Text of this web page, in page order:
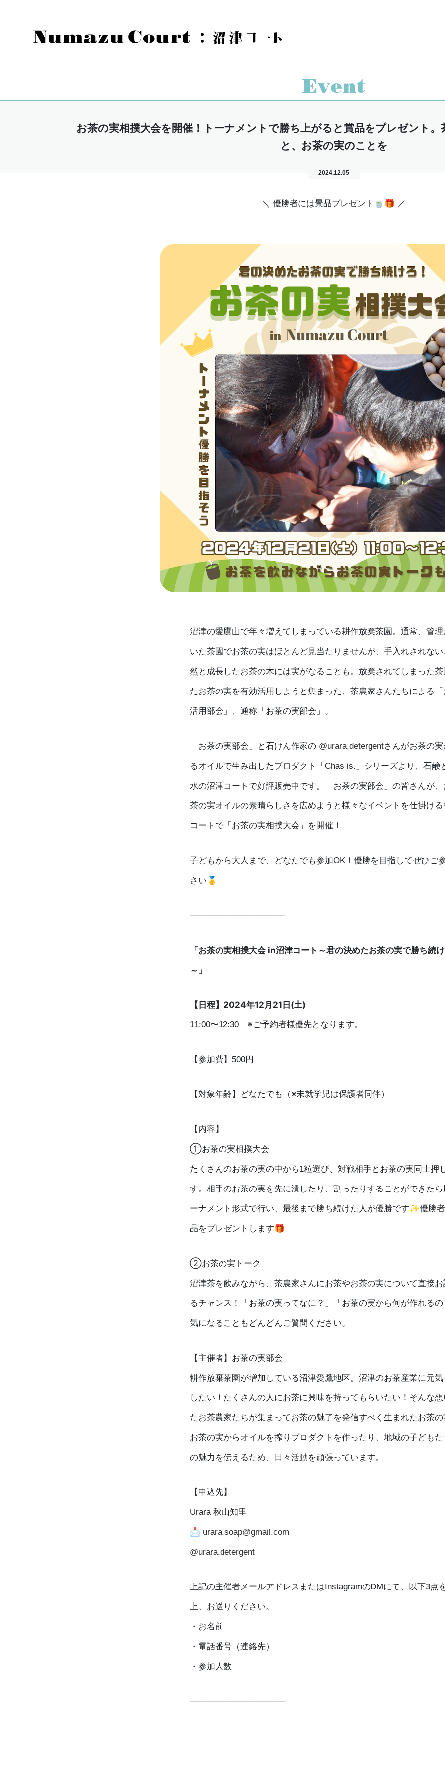
お茶の実相撲大会を開催！トーナメントで勝ち上がると賞品をプレゼント
と、お茶の実のことを
2024.12.05
＼ 優勝者には景品プレゼント🍵🎁 ／
沼津の愛鷹山で年々増えてしまっている耕作放棄茶園。通常、管
いた茶園でお茶の実はほとんど見当たりませんが、手入れされな
然と成長したお茶の木には実がなることも。放棄されてしまった
たお茶の実を有効活用しようと集まった、茶農家さんたちによる
活用部会」、通称「お茶の実部会」。
「お茶の実部会」と石けん作家の @urara.detergentさんがお茶の
るオイルで生み出したプロダクト「Chas is.」シリーズより、石鹸
水の沼津コートで好評販売中です。「お茶の実部会」の皆さんが
茶の実オイルの素晴らしさを広めようと様々なイベントを仕掛け
コートで「お茶の実相撲大会」を開催！
子どもから大人まで、どなたでも参加OK！優勝を目指してぜひご
さい🥇
────────────────
「お茶の実相撲大会 in沼津コート～君の決めたお茶の実で勝ち続
～」
【日程】2024年12月21日(土)
11:00〜12:30 ※ご予約者様優先となります。
【参加費】500円
【対象年齢】どなたでも（※未就学児は保護者同伴）
【内容】
①お茶の実相撲大会
たくさんのお茶の実の中から1粒選び、対戦相手とお茶の実同士押
す。相手のお茶の実を先に潰したり、割ったりすることができた
ーナメント形式で行い、最後まで勝ち続けた人が優勝です✨優勝
品をプレゼントします🎁
②お茶の実トーク
沼津茶を飲みながら、茶農家さんにお茶やお茶の実について直接
るチャンス！「お茶の実ってなに？」「お茶の実から何が作れる
気になることもどんどんご質問ください。
【主催者】お茶の実部会
耕作放棄茶園が増加している沼津愛鷹地区。沼津のお茶産業に元
したい！たくさんの人にお茶に興味を持ってもらいたい！そんな
たお茶農家たちが集まってお茶の魅了を発信すべく生まれたお茶
お茶の実からオイルを搾りプロダクトを作ったり、地域の子ども
の魅力を伝えるため、日々活動を頑張っています。
【申込先】
Urara 秋山知里
📩 urara.soap@gmail.com
@urara.detergent
上記の主催者メールアドレスまたはInstagramのDMにて、以下3点
上、お送りください。
・お名前
・電話番号（連絡先）
・参加人数
────────────────